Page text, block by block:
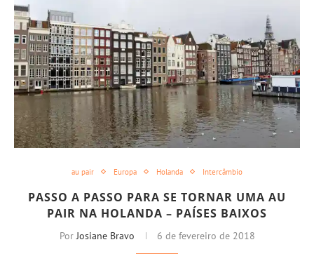
au pair Europa Holanda Intercâmbio
PASSO A PASSO PARA SE TORNAR UMA AU
PAIR NA HOLANDA – PAÍSES BAIXOS
Por Josiane Bravo 6 de fevereiro de 2018